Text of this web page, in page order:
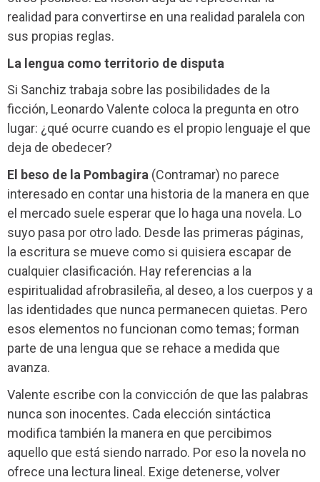
realidad para convertirse en una realidad paralela con
sus propias reglas.
La lengua como territorio de disputa
Si Sanchiz trabaja sobre las posibilidades de la
ficción, Leonardo Valente coloca la pregunta en otro
lugar: ¿qué ocurre cuando es el propio lenguaje el que
deja de obedecer?
El beso de la Pombagira (Contramar) no parece
interesado en contar una historia de la manera en que
el mercado suele esperar que lo haga una novela. Lo
suyo pasa por otro lado. Desde las primeras páginas,
la escritura se mueve como si quisiera escapar de
cualquier clasificación. Hay referencias a la
espiritualidad afrobrasileña, al deseo, a los cuerpos y a
las identidades que nunca permanecen quietas. Pero
esos elementos no funcionan como temas; forman
parte de una lengua que se rehace a medida que
avanza.
Valente escribe con la convicción de que las palabras
nunca son inocentes. Cada elección sintáctica
modifica también la manera en que percibimos
aquello que está siendo narrado. Por eso la novela no
ofrece una lectura lineal. Exige detenerse, volver